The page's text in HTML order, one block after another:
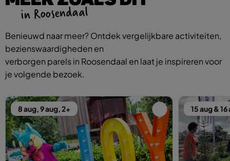
in Roosendaal
Benieuwd naar meer? Ontdek vergelijkbare activiteiten,
bezienswaardigheden en
verborgen parels in Roosendaal en laat je inspireren voor
je volgende bezoek.
8 aug, 9 aug, 2+ 15 aug & 16